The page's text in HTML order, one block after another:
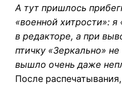
А тут пришлось
«военной хитрости»: я
в редакторе, а при
птичку «Зеркально»
вышло очень даже
После